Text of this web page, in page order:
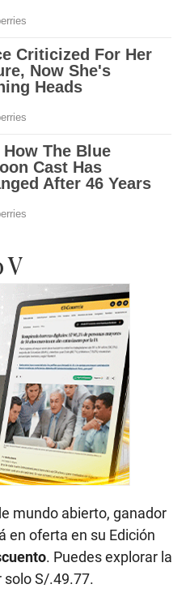
V
mundo abierto, ganador
en oferta en su Edición
. Puedes explorar la
solo S/.49.77.